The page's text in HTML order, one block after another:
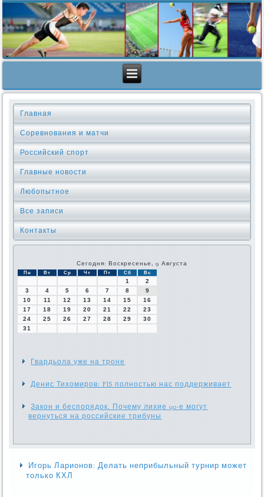
Главная
Соревнования и матчи
Российский спорт
Главные новости
Любопытное
Все записи
Контакты
Сегодня: Воскресенье, 9 Августа
Пн Вт Ср Чт Пт Сб Вс
1
2
3
4 5 6 7 8
9
10
11 12 13 14 15
16
17
18 19 20 21 22
23
24
25 26 27 28 29
30
31
Гвардьола уже на троне
Денис Тихомиров: FIS полностью нас поддерживает
Закон и беспорядок. Почему лихие 90-е могут
вернуться на российские трибуны
Игорь Ларионов: Делать неприбыльный турнир может
только КХЛ